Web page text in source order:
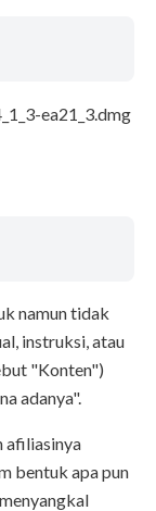
ea21_3.dmg
namun tidak
instruksi, atau
"Konten")
adanya".
afiliasinya
bentuk apa pun